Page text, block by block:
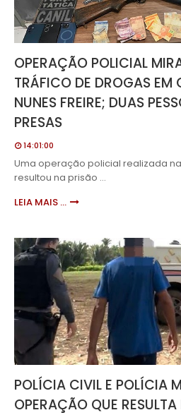
OPERAÇÃO POLICIAL
TRÁFICO DE DROGAS EM
NUNES FREIRE; DUAS
PRESAS
14:01:00
Uma operação policial realizada
resultou na prisão …
LEIA MAIS ...
POLÍCIA CIVIL E POLÍCIA
OPERAÇÃO QUE